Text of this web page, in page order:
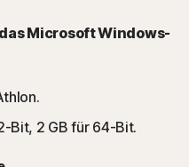
Microsoft Windows-
Bit, 2 GB für 64-Bit.